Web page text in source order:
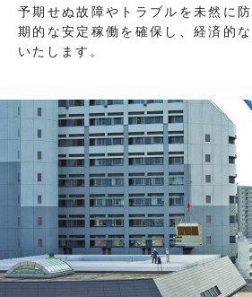
予期せぬ故障やトラブルを未然に
期的な安定稼働を確保し、経済的
いたします。